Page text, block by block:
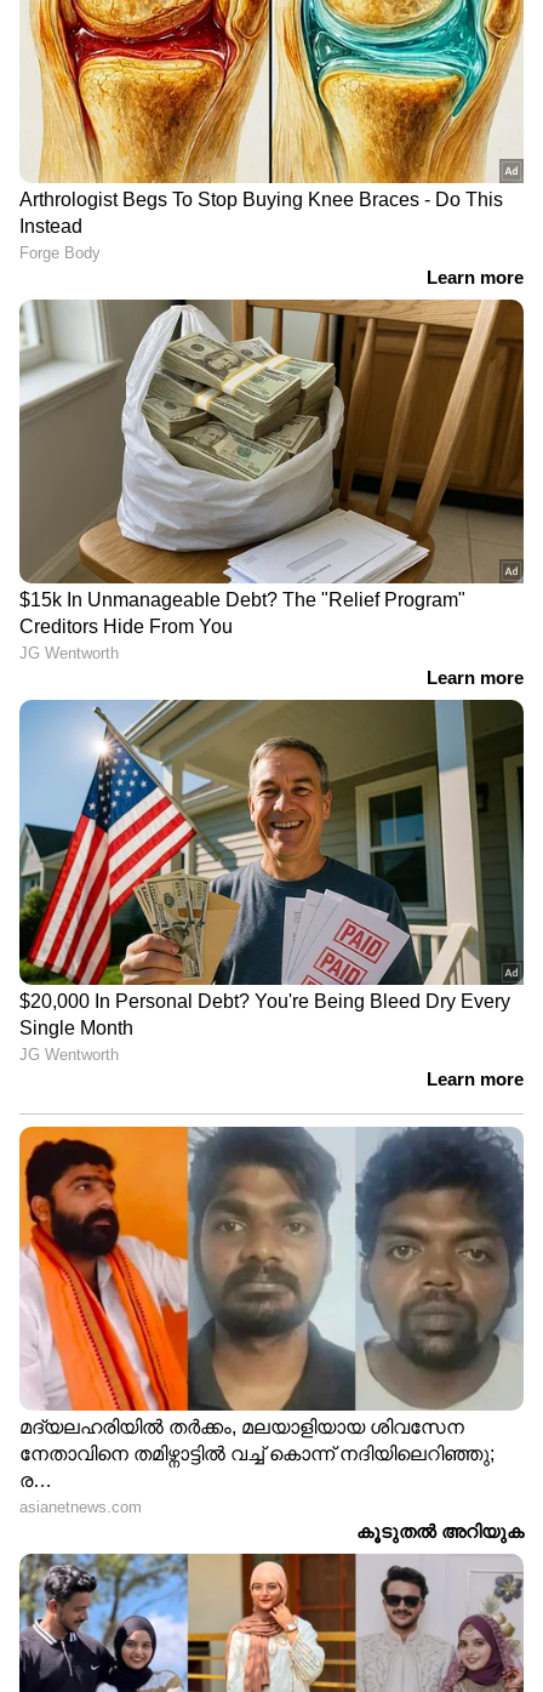
കരുതപ്പെടുന്നത്. ഇതിനിടെ വൈകാതെ
ജനനായകൻ റിലീസ് ചെയ്യുമെന്ന് വിവരം. മെയ്
28ന് റിലീസ് ചെയ്യാനുള്ള തയ്യാറെടുപ്പിലാണ്
അണിയറ പ്രവർത്തകർ എന്നാണ് വിവരം.
LATEST VIDEOS
സിനിമകളിൽ നിന്ന്Malayalam OTT Release
വരെ,Bigg Boss Malayalam Season 7
മുതൽ
Mollywood Celebrity news,Exclusive
Interviewവരെ — എല്ലാEntertainment
Newsഒരൊറ്റ ക്ലിക്കിൽ. ഏറ്റവും പുതിയ
Movie Release Malayalam Movie Review,
Box Office Collection— എല്ലാം ഇപ്പോൾ
നിങ്ങളുടെ മുന്നിൽ. എപ്പോഴും എവിടെയും
എന്റർടൈൻമെന്റിന്റെ താളത്തിൽ ചേരാൻ
ഏഷ്യാനെറ്റ് ന്യൂസ് മലയാളം വാർത്തകൾ
ABOUT THE AUTHOR
2018 മുതല്‍ ഏഷ്യാനെറ്റ് ന്യൂസ് ഓണ്‍ലൈനില്‍
പ്രവര്‍ത്തിക്കുന്നു. ജേണലിസത്തില്‍ ബിരുദവും
പോസ്റ്റ് ഗ്രാജുവേറ്റ് ഡിപ്ലോമയും നേടി. കേരള,
എന്റര്‍ടെയിന്‍മെന്റ്, ലോട്ടറി തുടങ്ങിയ വിഷയങ്ങളില്‍
സ്റ്റോറികൾ ചെയ്തുവരുന്നു. ഏഴ് വർഷത്തെ
ഓൺലൈൻ മാധ്യമ രം​ഗത്തെ പ്രവർത്തന
വിജയ് ടിവികെ വിജയ് പാർട്ടി